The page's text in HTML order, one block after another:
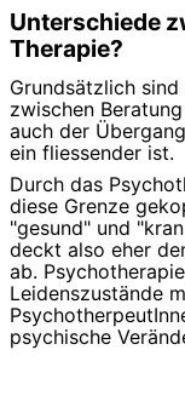
Unterschiede
Therapie?
Grundsätzlich
zwischen
auch der
ein fliessender ist.
Durch das
diese Grenze
"gesund" und
deckt also eher
ab.
Leidenszustände
psychische